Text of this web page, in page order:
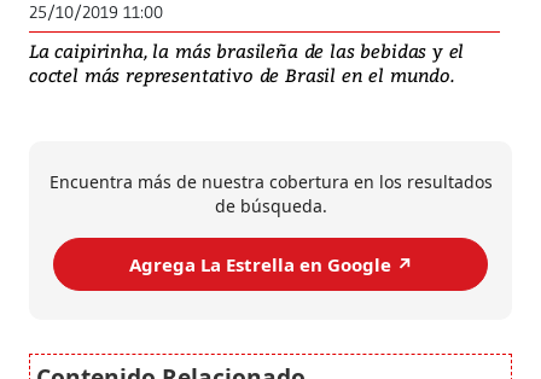
25/10/2019 11:00
La caipirinha, la más brasileña de las bebidas y el
coctel más representativo de Brasil en el mundo.
Encuentra más de nuestra cobertura en los resultados
de búsqueda.
Agrega La Estrella en Google ↗️